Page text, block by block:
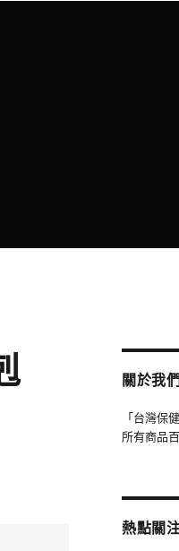
關於我們
「台灣保
所有商品
熱點關